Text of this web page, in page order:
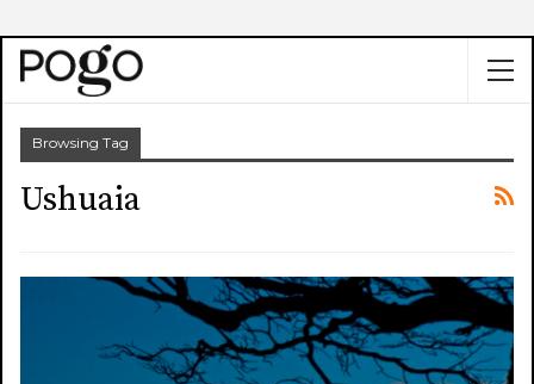
Browsing Tag
Ushuaia